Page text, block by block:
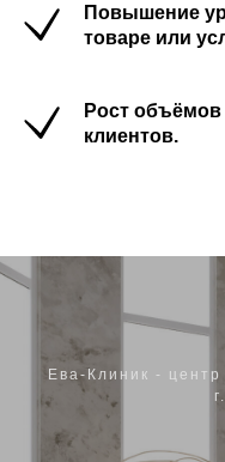
Повышение
товаре или
Рост
клиентов.
Ева-Клиник - центр